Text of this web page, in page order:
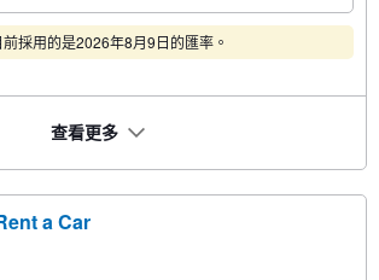
前採用的是2026年8月9日的匯率。
查看更多
a Car